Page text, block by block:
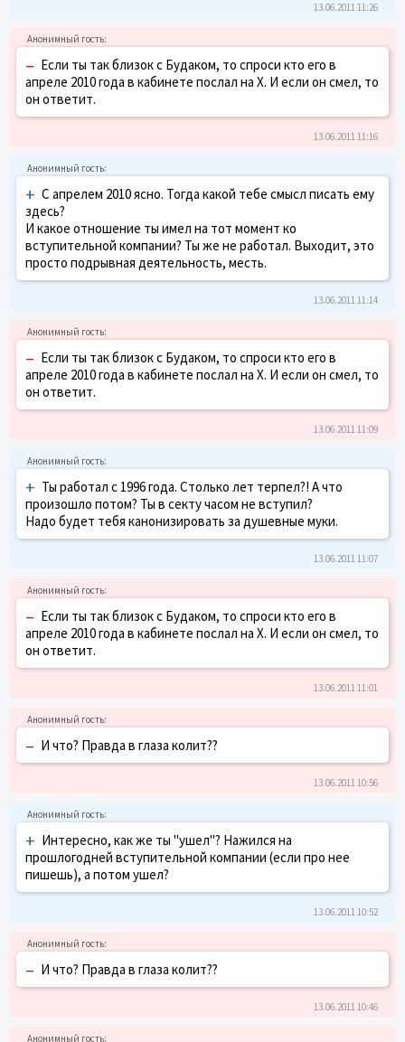
13.06.2011 11:26
– Если ты так близок с Будаком, то спроси кто его в
апреле 2010 года в кабинете послал на Х. И если он смел, то
он ответит.
13.06.2011 11:16
+ С апрелем 2010 ясно. Тогда какой тебе смысл писать ему
здесь?
И какое отношение ты имел на тот момент ко
вступительной компании? Ты же не работал. Выходит, это
просто подрывная деятельность, месть.
13.06.2011 11:14
– Если ты так близок с Будаком, то спроси кто его в
апреле 2010 года в кабинете послал на Х. И если он смел, то
он ответит.
13.06.2011 11:09
+ Ты работал с 1996 года. Столько лет терпел?! А что
произошло потом? Ты в секту часом не вступил?
Надо будет тебя канонизировать за душевные муки.
13.06.2011 11:07
– Если ты так близок с Будаком, то спроси кто его в
апреле 2010 года в кабинете послал на Х. И если он смел, то
он ответит.
13.06.2011 11:01
– И что? Правда в глаза колит??
13.06.2011 10:56
+ Интересно, как же ты "ушел"? Нажился на
прошлогодней вступительной компании (если про нее
пишешь), а потом ушел?
13.06.2011 10:52
– И что? Правда в глаза колит??
13.06.2011 10:46